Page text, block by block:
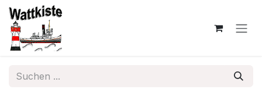
Zum Inhalt springen